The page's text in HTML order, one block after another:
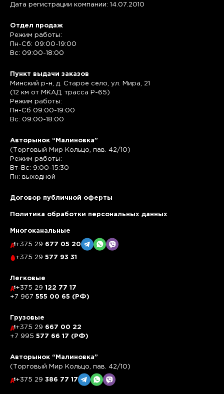
Дата регистрации компании: 14.07.2010
Отдел продаж
Режим работы:
Пн-Сб: 09:00-19:00
Вс: 09:00-18:00
Пункт выдачи заказов
Минский р-н, д. Старое село, ул. Мира, 21
(12 км от МКАД, трасса P-65)
Режим работы:
Пн-Сб 09:00-19:00
Вс: 09:00-18:00
Авторынок “Малиновка”
(Торговый Мир Кольцо, пав. 42/10)
Режим работы:
Вт-Вс: 9:00-15:30
Пн: выходной
Договор публичной оферты
Политика обработки персональных данных
Многоканальные
+375 29 677 05 20
+375 29 577 93 31
Легковые
+375 29 122 77 17
+7 967 555 00 65 (РФ)
Грузовые
+375 29 667 00 22
+7 995 577 66 17 (РФ)
Авторынок “Малиновка”
(Торговый Мир Кольцо, пав. 42/10)
+375 29 386 77 17